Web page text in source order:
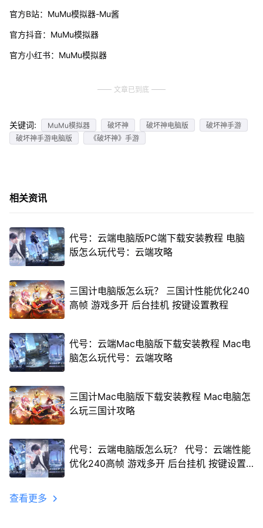
官方B站：MuMu模拟器-Mu酱
官方抖音：MuMu模拟器
官方小红书：MuMu模拟器
文章已到底
关键词: MuMu模拟器 破坏神 破坏神电脑版
破坏神手游
破坏神手游电脑版
《破坏神》手游
相关资讯
代号：云端电脑版PC端下载安装教程 电脑
版怎么玩代号：云端攻略
三国计电脑版怎么玩？ 三国计性能优化240
高帧 游戏多开 后台挂机 按键设置教程
代号：云端Mac电脑版下载安装教程 Mac电
脑怎么玩代号：云端攻略
三国计Mac电脑版下载安装教程 Mac电脑怎
么玩三国计攻略
代号：云端电脑版怎么玩？ 代号：云端性能
优化240高帧 游戏多开 后台挂机 按键设置
查看更多